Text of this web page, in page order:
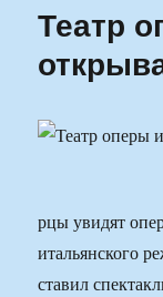
Театр
рцы увидят
итальянского
ставил